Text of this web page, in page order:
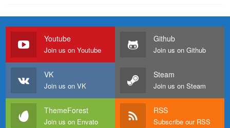
Youtube
Join us on Youtube
Github
Join us on Github
VK
Join us on VK
Steam
Join us on Steam
ThemeForest
Join us on Envato
RSS
Subscribe our RSS